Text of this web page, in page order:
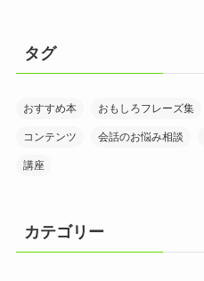
タグ
おすすめ本 おもしろフレーズ集
コンテンツ 会話のお悩み相談
講座
カテゴリー